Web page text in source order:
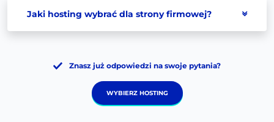
Jaki hosting wybrać dla strony firmowej?
Znasz już odpowiedzi na swoje pytania?
WYBIERZ HOSTING